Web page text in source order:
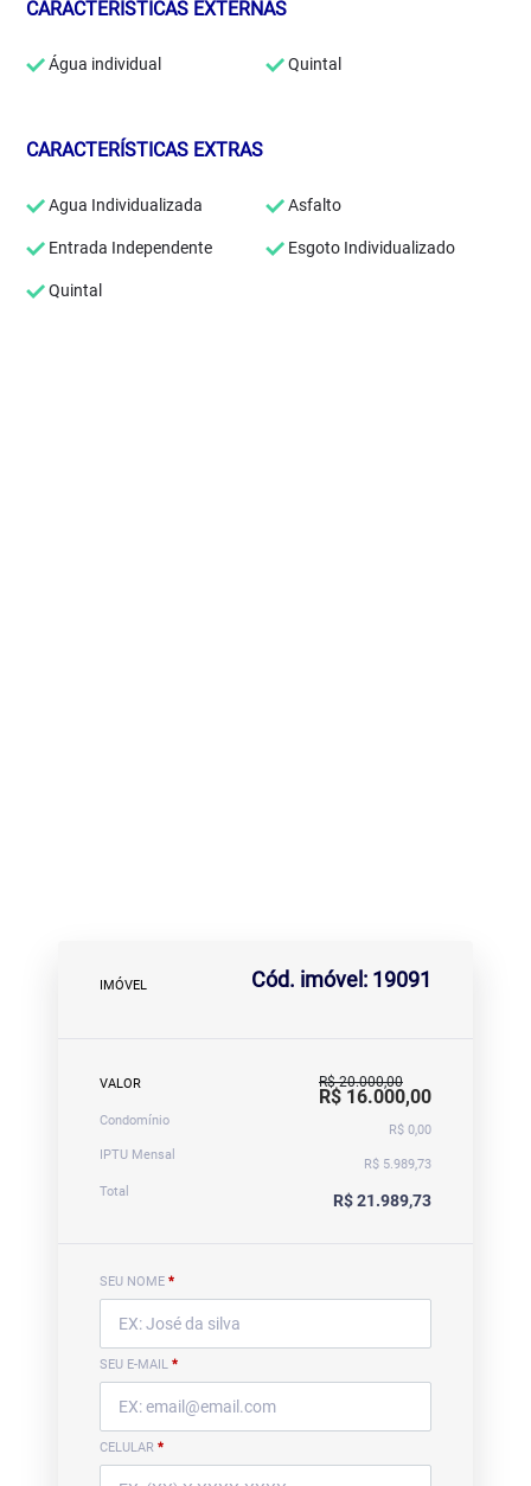
CARACTERÍSTICAS EXTERNAS
Água individual Quintal
CARACTERÍSTICAS EXTRAS
Agua Individualizada Asfalto
Entrada Independente Esgoto Individualizado
Quintal
IMÓVEL Cód. imóvel: 19091
VALOR R$ 20.000,00
R$ 16.000,00
Condomínio
R$ 0,00
IPTU Mensal
R$ 5.989,73
Total
R$ 21.989,73
SEU NOME *
SEU E-MAIL *
CELULAR *